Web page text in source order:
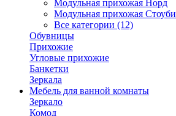
Модульная прихожая Норд
Модульная прихожая Стоуби
Все категории (12)
Обувницы
Прихожие
Угловые прихожие
Банкетки
Зеркала
Мебель для ванной комнаты
Зеркало
Комод